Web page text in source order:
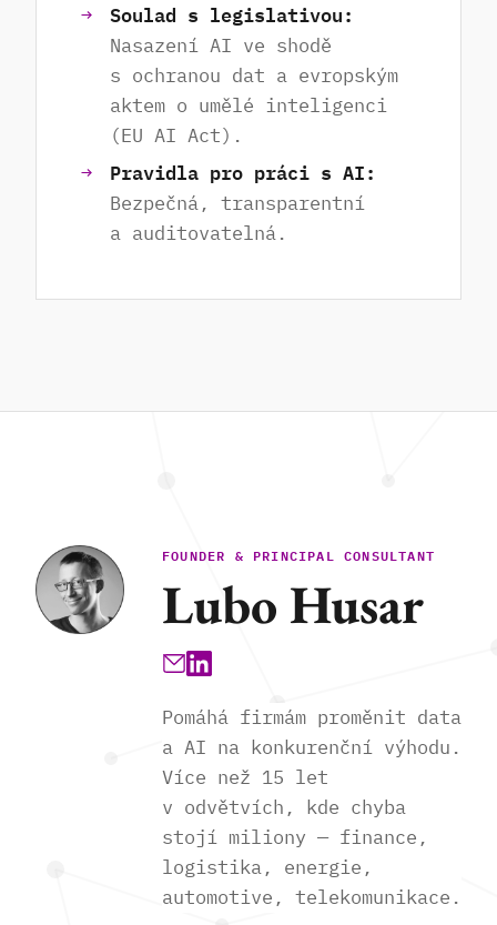
Soulad s legislativou:
Nasazení AI ve shodě
s ochranou dat a evropským
aktem o umělé inteligenci
(EU AI Act).
Pravidla pro práci s AI:
Bezpečná, transparentní
a auditovatelná.
FOUNDER & PRINCIPAL CONSULTANT
Lubo Husar
Pomáhá firmám proměnit data
a AI na konkurenční výhodu.
Více než 15 let
v odvětvích, kde chyba
stojí miliony — finance,
logistika, energie,
automotive, telekomunikace.